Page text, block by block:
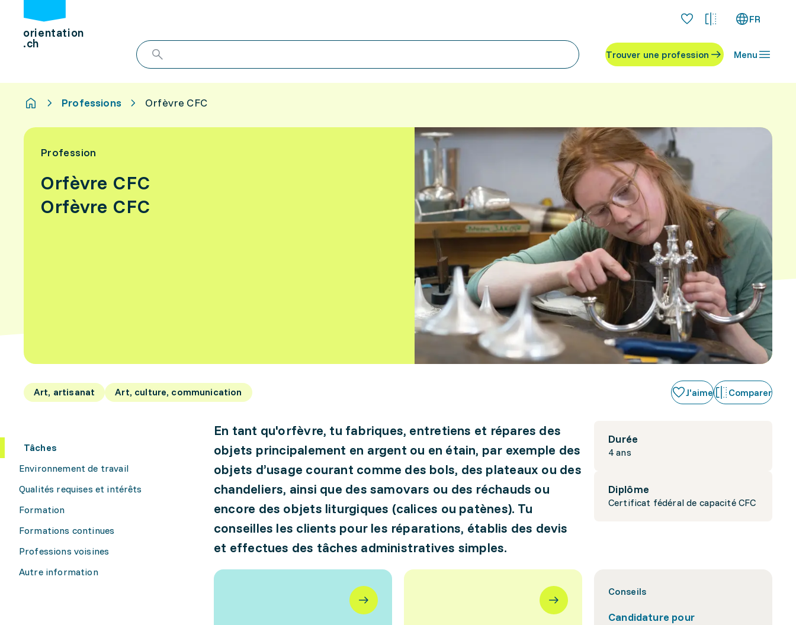
orientation
.ch
FR
Trouver une profession Menu
Professions Orfèvre CFC
Profession
Orfèvre CFC
Orfèvre CFC
Art, artisanat Art, culture, communication J'aime Comparer
Tâches
Environnement de travail
Qualités requises et intérêts
Formation
Formations continues
Professions voisines
Autre information
Durée
4 ans
Diplôme
Certificat fédéral de capacité CFC
En tant qu'orfèvre, tu fabriques, entretiens et répares des
objets principalement en argent ou en étain, par exemple des
objets d’usage courant comme des bols, des plateaux ou des
chandeliers, ainsi que des samovars ou des réchauds ou
encore des objets liturgiques (calices ou patènes). Tu
conseilles les clients pour les réparations, établis des devis
et effectues des tâches administratives simples.
Conseils
Candidature pour